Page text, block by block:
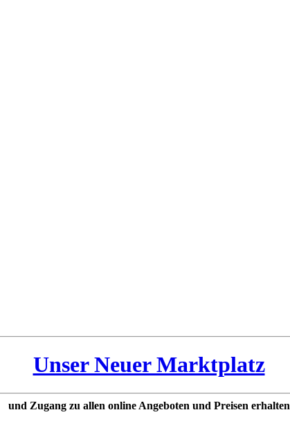
Unser Neuer Marktplatz
und Zugang zu allen online Angeboten und Preisen erhalten